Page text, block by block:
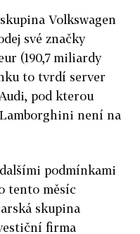
Volkswagen
své značky
(190,7 miliardy
to tvrdí server
pod kterou
není na
podmínkami
tento měsíc
skupina
firma